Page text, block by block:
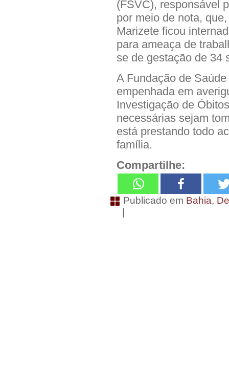
(FSVC), responsável
por meio de nota,
Marizete ficou
para ameaça de
se de gestação de 34
A Fundação de
empenhada em
Investigação de
necessárias sejam
está prestando todo
família.
Compartilhe:
Publicado em Bahia,
|